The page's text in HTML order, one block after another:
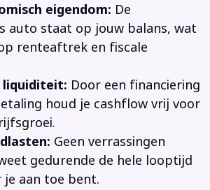
eigendom: De
auto staat op jouw balans, wat
renteaftrek en fiscale
liquiditeit: Door een financiering
houd je cashflow vrij voor
Geen verrassingen
gedurende de hele looptijd
je aan toe bent.